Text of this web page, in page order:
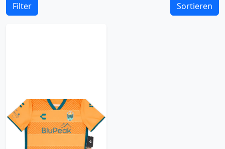
Filter Sortieren
2023 San Diego Loyal
Away Shirt
35.99£ · ca. €42